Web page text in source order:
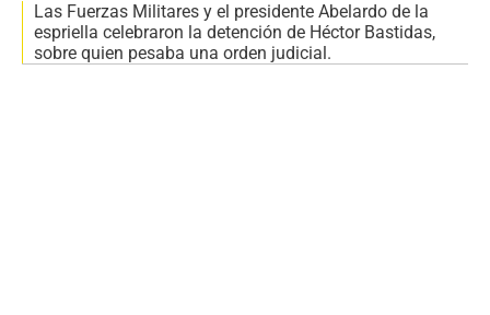
Las Fuerzas Militares y el presidente Abelardo de la
espriella celebraron la detención de Héctor Bastidas,
sobre quien pesaba una orden judicial.